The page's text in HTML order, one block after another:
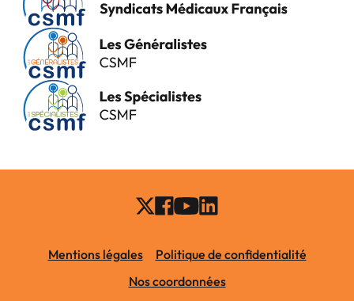
Mentions légales
Politique de confidentialité
Nos coordonnées